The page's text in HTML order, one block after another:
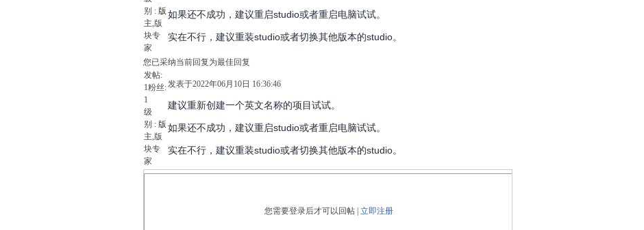
别 : 版
主,版
块专
家
如果还不成功，建议重启studio或者重启电脑试试。
实在不行，建议重装studio或者切换其他版本的studio。
您已采纳当前回复为最佳回复
发帖:
1粉丝:
1
级
别 : 版
主,版
块专
家
发表于2022年06月10日 16:36:46
建议重新创建一个英文名称的项目试试。
如果还不成功，建议重启studio或者重启电脑试试。
实在不行，建议重装studio或者切换其他版本的studio。
您需要登录后才可以回帖 | 立即注册